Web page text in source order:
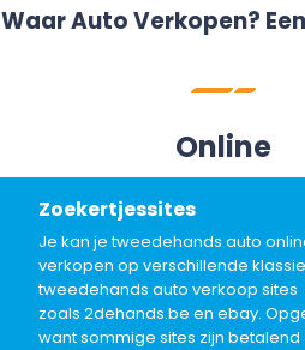
Waar Auto Verkopen?
Online
Zoekertjessites
Je kan je tweedehands auto
verkopen op verschillende
tweedehands auto verkoop sites
zoals 2dehands.be en ebay.
want sommige sites zijn betalend